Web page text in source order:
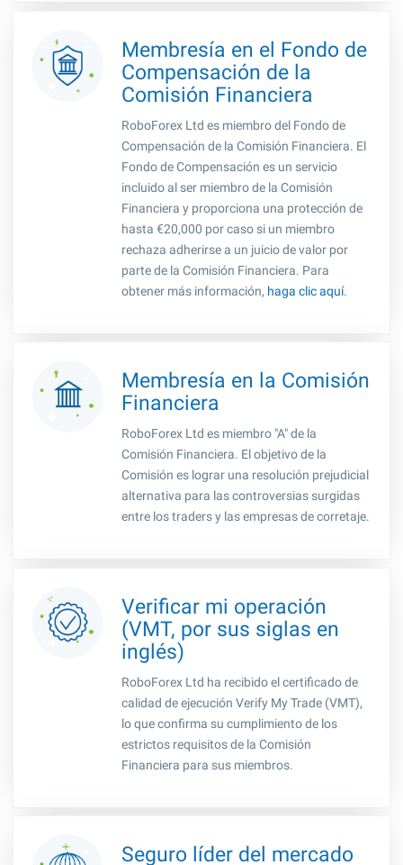
Membresía en el Fondo de
Compensación de la
Comisión Financiera
RoboForex Ltd es miembro del Fondo de
Compensación de la Comisión Financiera. El
Fondo de Compensación es un servicio
incluido al ser miembro de la Comisión
Financiera y proporciona una protección de
hasta €20,000 por caso si un miembro
rechaza adherirse a un juicio de valor por
parte de la Comisión Financiera. Para
obtener más información, haga clic aquí.
Membresía en la Comisión
Financiera
RoboForex Ltd es miembro "A" de la
Comisión Financiera. El objetivo de la
Comisión es lograr una resolución prejudicial
alternativa para las controversias surgidas
entre los traders y las empresas de corretaje.
Verificar mi operación
(VMT, por sus siglas en
inglés)
RoboForex Ltd ha recibido el certificado de
calidad de ejecución Verify My Trade (VMT),
lo que confirma su cumplimiento de los
estrictos requisitos de la Comisión
Financiera para sus miembros.
Seguro líder del mercado